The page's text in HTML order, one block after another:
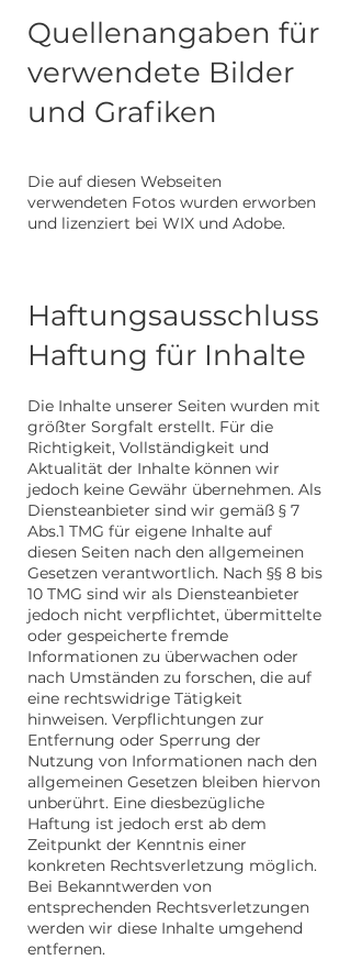
Quellenangaben für
verwendete Bilder
und Grafiken
Die auf diesen Webseiten
verwendeten Fotos wurden erworben
und lizenziert bei WIX und Adobe.
Haftungsausschluss
Haftung für Inhalte
Die Inhalte unserer Seiten wurden mit
größter Sorgfalt erstellt. Für die
Richtigkeit, Vollständigkeit und
Aktualität der Inhalte können wir
jedoch keine Gewähr übernehmen. Als
Diensteanbieter sind wir gemäß § 7
Abs.1 TMG für eigene Inhalte auf
diesen Seiten nach den allgemeinen
Gesetzen verantwortlich. Nach §§ 8 bis
10 TMG sind wir als Diensteanbieter
jedoch nicht verpflichtet, übermittelte
oder gespeicherte fremde
Informationen zu überwachen oder
nach Umständen zu forschen, die auf
eine rechtswidrige Tätigkeit
hinweisen. Verpflichtungen zur
Entfernung oder Sperrung der
Nutzung von Informationen nach den
allgemeinen Gesetzen bleiben hiervon
unberührt. Eine diesbezügliche
Haftung ist jedoch erst ab dem
Zeitpunkt der Kenntnis einer
konkreten Rechtsverletzung möglich.
Bei Bekanntwerden von
entsprechenden Rechtsverletzungen
werden wir diese Inhalte umgehend
entfernen.